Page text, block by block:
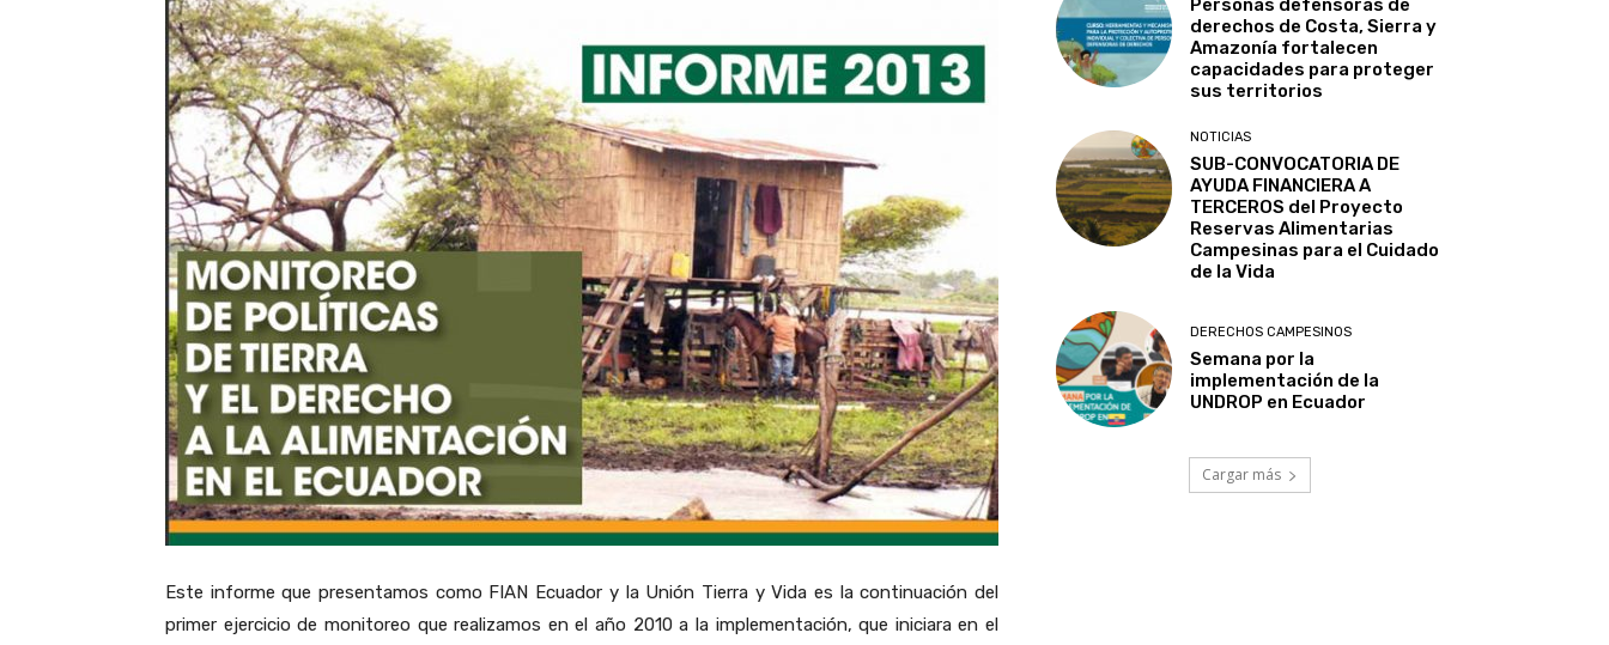
Este informe que presentamos como FIAN Ecuador y la Unión Tierra y Vida es la continuación del
primer ejercicio de monitoreo que realizamos en el año 2010 a la implementación, que iniciara en el
derechos de Costa, Sierra y
Amazonía fortalecen
capacidades para proteger
sus territorios
NOTICIAS
SUB-CONVOCATORIA DE
AYUDA FINANCIERA A
TERCEROS del Proyecto
Reservas Alimentarias
Campesinas para el Cuidado
de la Vida
DERECHOS CAMPESINOS
Semana por la
implementación de la
UNDROP en Ecuador
Cargar más